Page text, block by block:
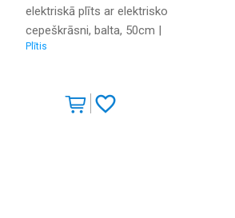
elektriskā plīts ar elektrisko
cepeškrāsni, balta, 50cm |
LKR540266W | 7333394044736
Plītis